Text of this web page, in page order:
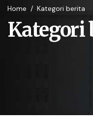
Home / Kategori berita
Kategori